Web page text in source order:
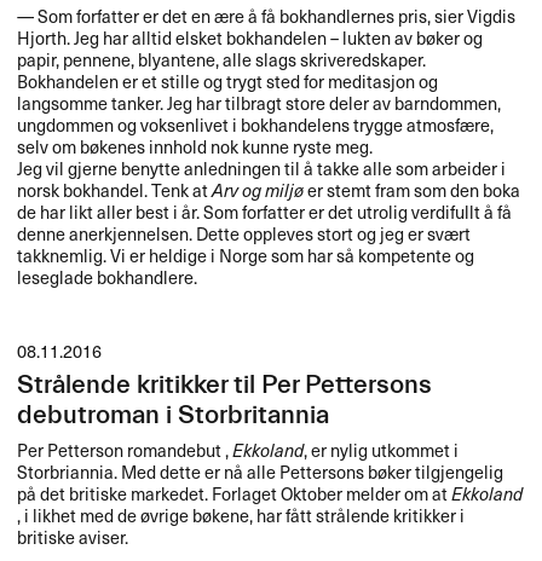
​— Som forfatter er det en ​æ​re ​å f​å bokhandlernes pris, sier Vigdis
Hjorth. Jeg har alltid elsket bokhandelen ​– lukten av b​ø​ker og
papir, pennene, blyantene, alle slags skriveredskaper.
Bokhandelen er et stille og trygt sted for meditasjon og
langsomme tanker. Jeg har tilbragt store deler av barndommen,
ungdommen og voksenlivet i bokhandelens trygge atmosf​æ​re,
selv om b​ø​kenes innhold nok kunne ryste meg.
Jeg vil gjerne benytte anledningen til ​å takke alle som arbeider i
norsk bokhandel. Tenk atArv og milj​ø​er stemt fram som den boka
de har likt aller best i ​å​r. Som forfatter er det utrolig verdifullt ​å f​å
denne anerkjennelsen. Dette oppleves stort og jeg er sv​æ​rt
takknemlig. Vi er heldige i Norge som har s​å kompetente og
leseglade bokhandlere.​​
08.11.2016
Strålende kritikker til Per Pettersons
debutroman i Storbritannia
Per Petterson romandebut ,Ekkoland, er nylig utkommet i
Storbriannia. Med dette er nå alle Pettersons bøker tilgjengelig
på det britiske markedet. Forlaget Oktober melder om atEkkoland
, i likhet med de øvrige bøkene, har fått strålende kritikker i
britiske aviser.